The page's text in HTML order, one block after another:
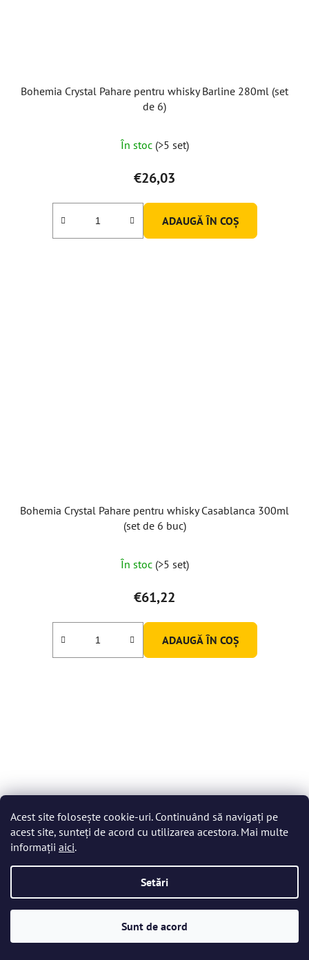
Acest site folosește cookie-uri. Continuând să navigați pe
acest site, sunteți de acord cu utilizarea acestora. Mai multe
informații aici.
Setări
Sunt de acord
Bohemia Crystal Pahare pentru whisky Barline 280ml (set
de 6)
În stoc (>5 set)
€26,03
ADAUGĂ ÎN COŞ
Bohemia Crystal Pahare pentru whisky Casablanca 300ml
(set de 6 buc)
În stoc (>5 set)
€61,22
ADAUGĂ ÎN COŞ
Bohemia Crystal Pahare pentru whisky Fortune 290ml (set
de 6 buc)